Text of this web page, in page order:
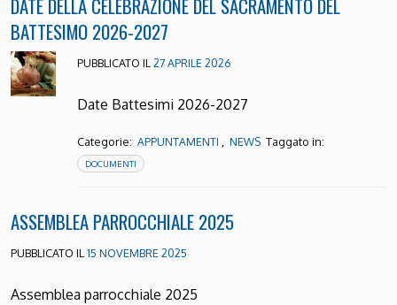
DATE DELLA CELEBRAZIONE DEL SACRAMENTO DEL
BATTESIMO 2026-2027
PUBBLICATO IL 27 APRILE 2026
Date Battesimi 2026-2027
Categorie: APPUNTAMENTI NEWS Taggato in:
DOCUMENTI
ASSEMBLEA PARROCCHIALE 2025
PUBBLICATO IL 15 NOVEMBRE 2025
Assemblea parrocchiale 2025